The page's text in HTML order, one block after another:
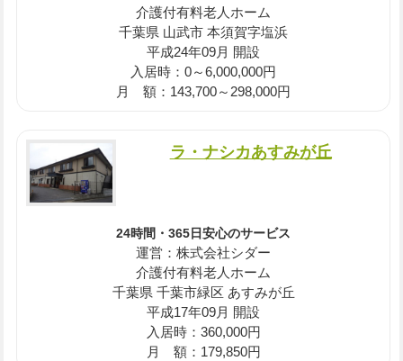
介護付有料老人ホーム
千葉県 山武市 本須賀字塩浜
平成24年09月 開設
入居時：0～6,000,000円
月 額：143,700～298,000円
ラ・ナシカあすみが丘
24時間・365日安心のサービス
運営：株式会社シダー
介護付有料老人ホーム
千葉県 千葉市緑区 あすみが丘
平成17年09月 開設
入居時：360,000円
月 額：179,850円